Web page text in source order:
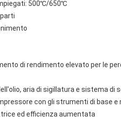
500℃/650℃
di rendimento elevato per le
aria di sigillatura e sistema di
con gli strumenti di base
ed efficienza aumentata